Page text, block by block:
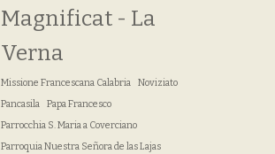
Magnificat - La
Verna
Missione Francescana Calabria
Noviziato
Pancasila
Papa Francesco
Parrocchia S. Maria a Coverciano
Parroquia Nuestra Señora de las Lajas